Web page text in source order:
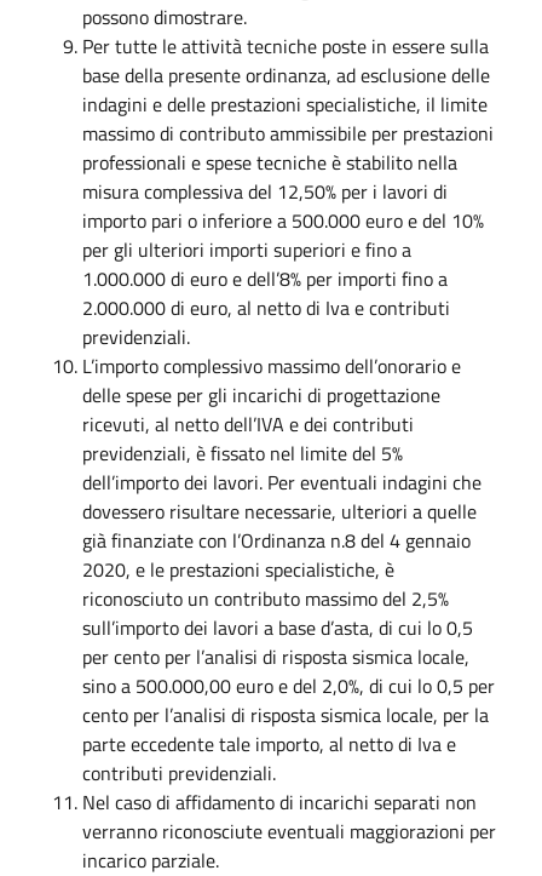
possono dimostrare.
Per tutte le attività tecniche poste in essere sulla
base della presente ordinanza, ad esclusione delle
indagini e delle prestazioni specialistiche, il limite
massimo di contributo ammissibile per prestazioni
professionali e spese tecniche è stabilito nella
misura complessiva del 12,50% per i lavori di
importo pari o inferiore a 500.000 euro e del 10%
per gli ulteriori importi superiori e fino a
1.000.000 di euro e dell’8% per importi fino a
2.000.000 di euro, al netto di Iva e contributi
previdenziali.
L’importo complessivo massimo dell’onorario e
delle spese per gli incarichi di progettazione
ricevuti, al netto dell’IVA e dei contributi
previdenziali, è fissato nel limite del 5%
dell’importo dei lavori. Per eventuali indagini che
dovessero risultare necessarie, ulteriori a quelle
già finanziate con l’Ordinanza n.8 del 4 gennaio
2020, e le prestazioni specialistiche, è
riconosciuto un contributo massimo del 2,5%
sull’importo dei lavori a base d’asta, di cui lo 0,5
per cento per l’analisi di risposta sismica locale,
sino a 500.000,00 euro e del 2,0%, di cui lo 0,5 per
cento per l’analisi di risposta sismica locale, per la
parte eccedente tale importo, al netto di Iva e
contributi previdenziali.
Nel caso di affidamento di incarichi separati non
verranno riconosciute eventuali maggiorazioni per
incarico parziale.